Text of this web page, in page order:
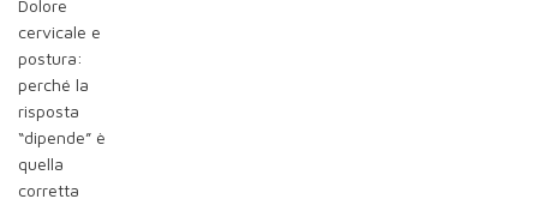
Dolore
cervicale e
postura:
perché la
risposta
“dipende” è
quella
corretta